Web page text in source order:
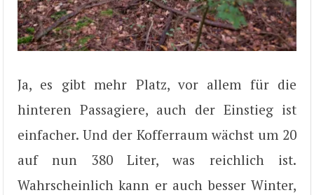
Ja, es gibt mehr Platz, vor allem für die
hinteren Passagiere, auch der Einstieg ist
einfacher. Und der Kofferraum wächst um 20
auf nun 380 Liter, was reichlich ist.
Wahrscheinlich kann er auch besser Winter,